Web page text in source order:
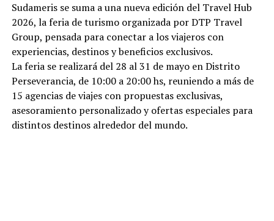
Sudameris se suma a una nueva edición del Travel Hub
2026, la feria de turismo organizada por DTP Travel
Group, pensada para conectar a los viajeros con
experiencias, destinos y beneficios exclusivos.
La feria se realizará del 28 al 31 de mayo en Distrito
Perseverancia, de 10:00 a 20:00 hs, reuniendo a más de
15 agencias de viajes con propuestas exclusivas,
asesoramiento personalizado y ofertas especiales para
distintos destinos alrededor del mundo.